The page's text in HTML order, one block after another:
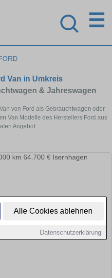
Alle Cookies ablehnen
Datenschutzerklärung
☰
Van in Umkreis
& Jahreswagen
von Ford als Gebrauchtwagen oder
Van Modelle des Herstellers Ford aus
Angebot.